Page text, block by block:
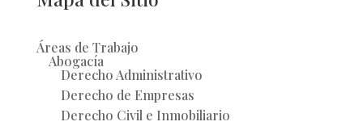
Áreas de Trabajo
Abogacía
Derecho Administrativo
Derecho de Empresas
Derecho Civil e Inmobiliario